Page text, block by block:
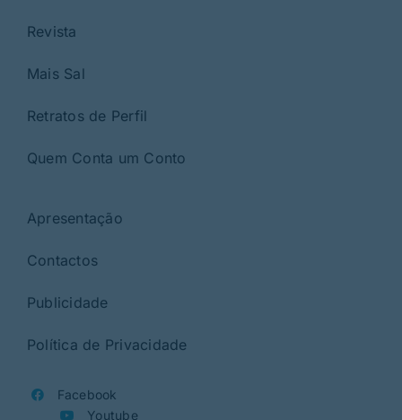
Revista
Mais Sal
Retratos de Perfil
Quem Conta um Conto
Apresentação
Contactos
Publicidade
Política de Privacidade
Facebook
Youtube